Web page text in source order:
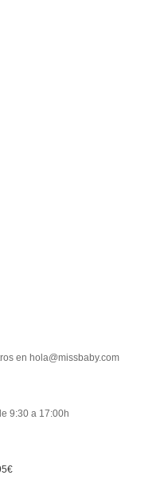
en hola@missbaby.com
9:30 a 17:00h